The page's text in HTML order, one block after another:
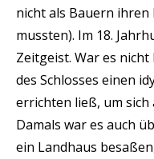
nicht als Bauern
mussten). Im 18.
Zeitgeist. War es
des Schlosses einen
errichten ließ, um sich
Damals war es auch
ein Landhaus